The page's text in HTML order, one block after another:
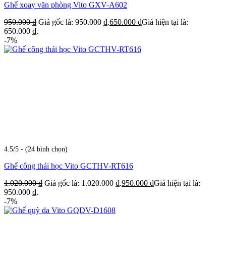
Ghế xoay văn phòng Vito GXV-A602
950.000₫ Giá gốc là: 950.000 ₫.650.000 ₫Giá hiện tại là:
650.000 ₫.
-7%
4.5/5 - (24 bình chọn)
Ghế công thái học Vito GCTHV-RT616
1.020.000₫ Giá gốc là: 1.020.000 ₫.950.000 ₫Giá hiện tại là:
950.000 ₫.
-7%